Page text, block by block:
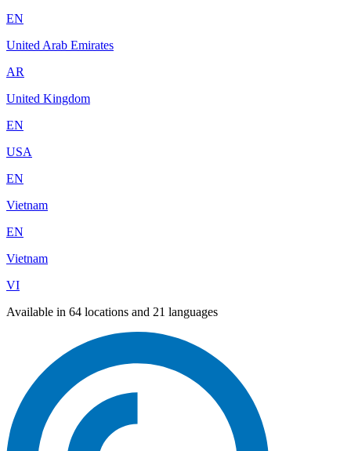
EN
United Arab Emirates
AR
United Kingdom
EN
USA
EN
Vietnam
EN
Vietnam
VI
Available in 64 locations and 21 languages